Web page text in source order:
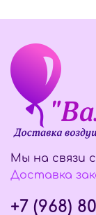
Мы на связи
Доставка
+7 (968)